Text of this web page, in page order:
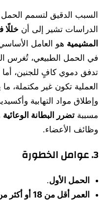
السبب الدقيق لتسمم الحمل
الدراسات تشير إلى أن خللًا
المشيمية هو العامل
في الحمل الطبيعي، تُغرس
تدفق دموي كافٍ للجنين،
العملية تكون غير مكتملة،
وإطلاق مواد التهابية
مسببة تضرر البطانة الوعائية
وظائف الأعضاء.
3. عوامل الخطورة
الحمل الأول.
العمر أقل من 18 أو أكثر من 35 عامًا